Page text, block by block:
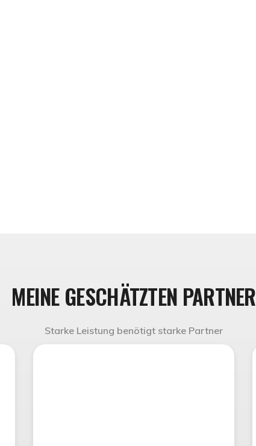
MEINE GESCHÄTZTEN PARTNER
Starke Leistung benötigt starke Partner